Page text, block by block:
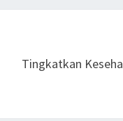
Tingkatkan